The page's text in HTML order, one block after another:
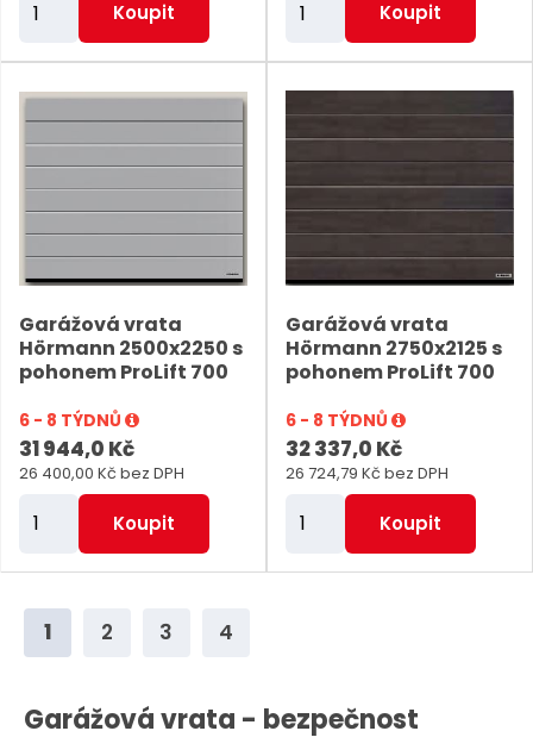
ě
n
t
p
o
č
t
Koupit
ě
n
i
t
o
č
t
Koupit
Garážová vrata
Hörmann 2500x2250 s
pohonem ProLift 700
31 944,0 Kč
26 400,00 Kč bez DPH
ě
n
p
Koupit
6 - 8 TÝDNŮ
Garážová vrata
Hörmann 2750x2125 s
pohonem ProLift 700
32 337,0 Kč
26 724,79 Kč bez DPH
ě
p
Koupit
6 - 8 TÝDNŮ
1 2 3 4
Garážová vrata - bezpečnost